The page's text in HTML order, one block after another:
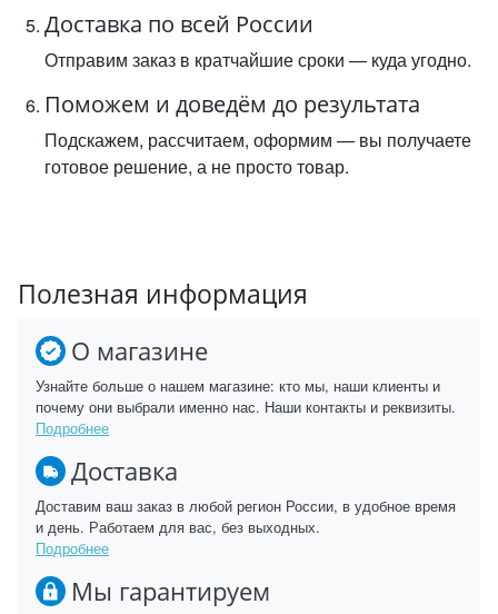
Доставка по всей России
Отправим заказ в кратчайшие сроки — куда угодно.
Поможем и доведём до результата
Подскажем, рассчитаем, оформим — вы получаете
готовое решение, а не просто товар.
Полезная информация
О магазине
Узнайте больше о нашем магазине: кто мы, наши клиенты и
почему они выбрали именно нас. Наши контакты и реквизиты.
Подробнее
Доставка
Доставим ваш заказ в любой регион России, в удобное время
и день. Работаем для вас, без выходных.
Подробнее
Мы гарантируем